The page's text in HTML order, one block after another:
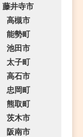
藤井寺市
高槻市
能勢町
池田市
太子町
高石市
忠岡町
熊取町
茨木市
阪南市